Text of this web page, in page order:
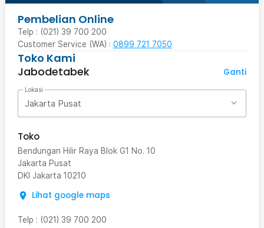
Pembelian Online
Telp : (021) 39 700 200
Customer Service (WA) : 0899 721 7050
Toko Kami
Jabodetabek
Ganti
Lokasi
Jakarta Pusat
Toko
Bendungan Hilir Raya Blok G1 No. 10
Jakarta Pusat
DKI Jakarta 10210
Lihat google maps
Telp : (021) 39 700 200